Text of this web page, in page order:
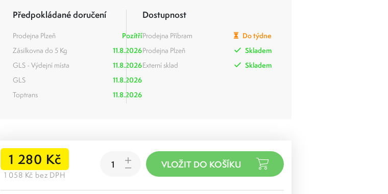
Předpokládané doručení
Prodejna Plzeň
Pozítří
Zásilkovna do 5 Kg
11.8.2026
GLS - Výdejní místa
11.8.2026
GLS
11.8.2026
Toptrans
11.8.2026
Dostupnost
Prodejna Příbram
Do týdne
Prodejna Plzeň
Skladem
Externí sklad
Skladem
1 280 Kč
1 058 Kč bez DPH